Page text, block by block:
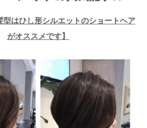
型はひし形シルエットのショートヘア
がオススメです】